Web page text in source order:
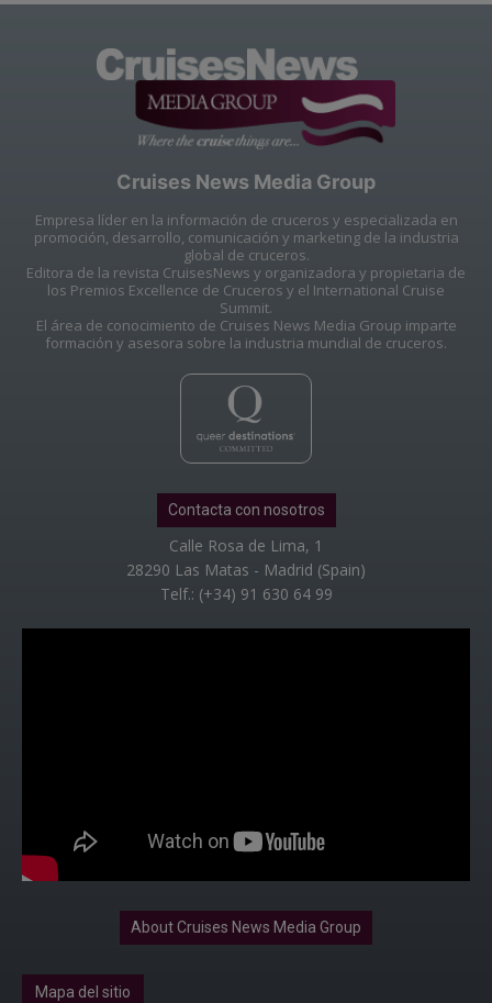
Cruises News Media Group
Empresa líder en la información de cruceros y especializada en
promoción, desarrollo, comunicación y marketing de la industria
global de cruceros.
Editora de la revista CruisesNews y organizadora y propietaria de
los Premios Excellence de Cruceros y el International Cruise
Summit.
El área de conocimiento de Cruises News Media Group imparte
formación y asesora sobre la industria mundial de cruceros.
Contacta con nosotros
Calle Rosa de Lima, 1
28290 Las Matas - Madrid (Spain)
Telf.: (+34) 91 630 64 99
About Cruises News Media Group
Mapa del sitio